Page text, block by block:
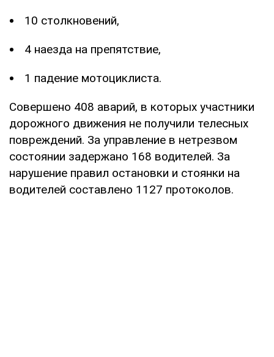
10 столкновений,
4 наезда на препятствие,
1 падение мотоциклиста.
Совершено 408 аварий, в которых участники
дорожного движения не получили телесных
повреждений. За управление в нетрезвом
состоянии задержано 168 водителей. За
нарушение правил остановки и стоянки на
водителей составлено 1127 протоколов.